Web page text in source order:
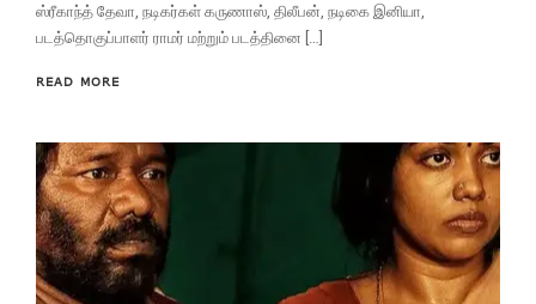
ஸ்ரீகாந்த் தேவா, நடிகர்கள் கருணாஸ், திலீபன், நடிகை இனியா,
படத்தொகுப்பாளர் ராமர் மற்றும் படத்தினை […]
READ MORE